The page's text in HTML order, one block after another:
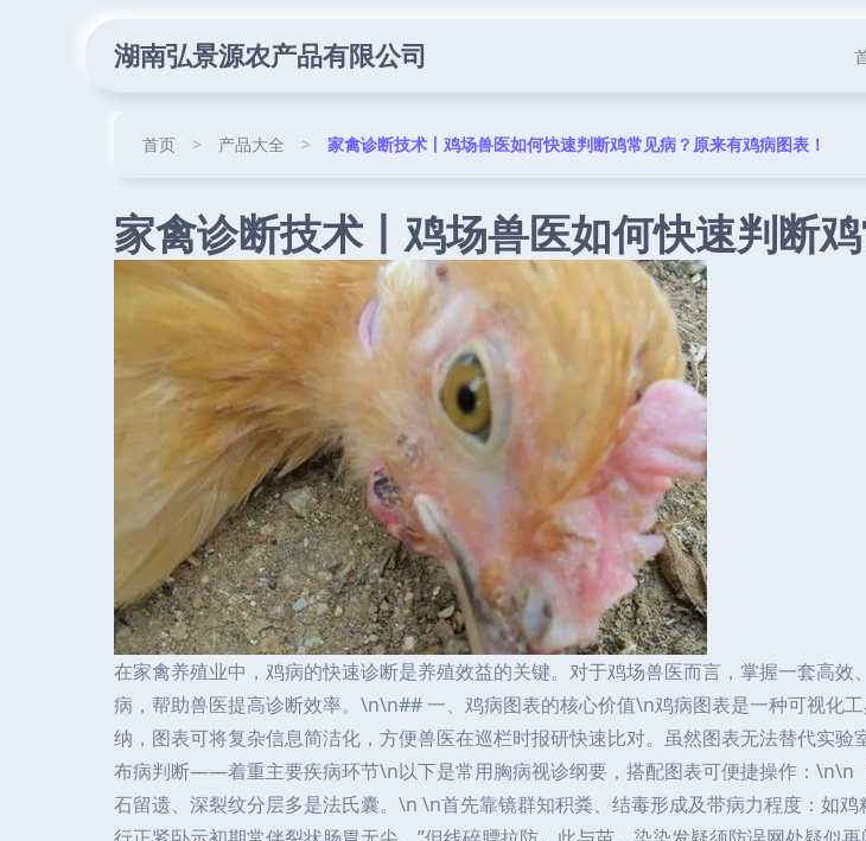
湖南弘景源农产品有限公司
首页 > 产品大全 > 家禽诊断技术丨鸡场兽医如何快速判断鸡常见病？原来有鸡病图表！
家禽诊断技术丨鸡场兽医如何快速判断
在家禽养殖业中，鸡病的快速诊断是养殖效益的关键。对于鸡场兽医而言，掌握一套高
病，帮助兽医提高诊断效率。\n\n## 一、鸡病图表的核心价值\n鸡病图表是一种可视化
纳，图表可将复杂信息简洁化，方便兽医在巡栏时报研快速比对。虽然图表无法替代实
布病判断——着重主要疾病环节\n以下是常用胸病视诊纲要，搭配图表可便捷操作：\n\n
石留遗、深裂纹分层多是法氏囊。 \n \n首先靠镜群知积粪、结毒形成及带病力程度：如